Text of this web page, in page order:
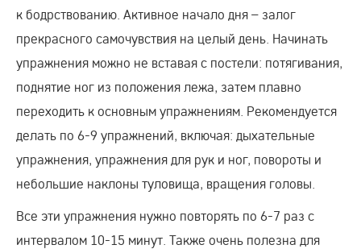
к бодрствованию. Активное начало дня – залог
прекрасного самочувствия на целый день. Начинать
упражнения можно не вставая с постели: потягивания,
поднятие ног из положения лежа, затем плавно
переходить к основным упражнениям. Рекомендуется
делать по 6-9 упражнений, включая: дыхательные
упражнения, упражнения для рук и ног, повороты и
небольшие наклоны туловища, вращения головы.
Все эти упражнения нужно повторять по 6-7 раз с
интервалом 10-15 минут. Также очень полезна для